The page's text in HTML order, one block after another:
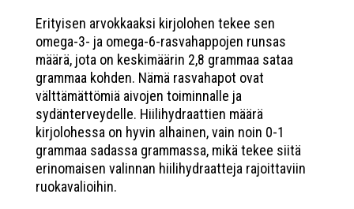
Erityisen arvokkaaksi kirjolohen tekee sen
omega-3- ja omega-6-rasvahappojen runsas
määrä, jota on keskimäärin 2,8 grammaa sataa
grammaa kohden. Nämä rasvahapot ovat
välttämättömiä aivojen toiminnalle ja
sydänterveydelle. Hiilihydraattien määrä
kirjolohessa on hyvin alhainen, vain noin 0-1
grammaa sadassa grammassa, mikä tekee siitä
erinomaisen valinnan hiilihydraatteja rajoittaviin
ruokavalioihin.